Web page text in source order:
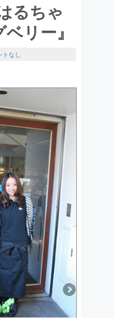
るちゃ
リー』
トなし